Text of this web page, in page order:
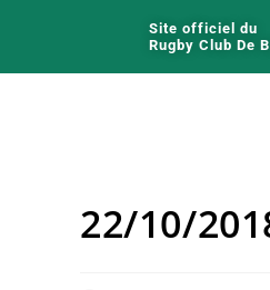
Site officiel du
Rugby Club De
22/10/